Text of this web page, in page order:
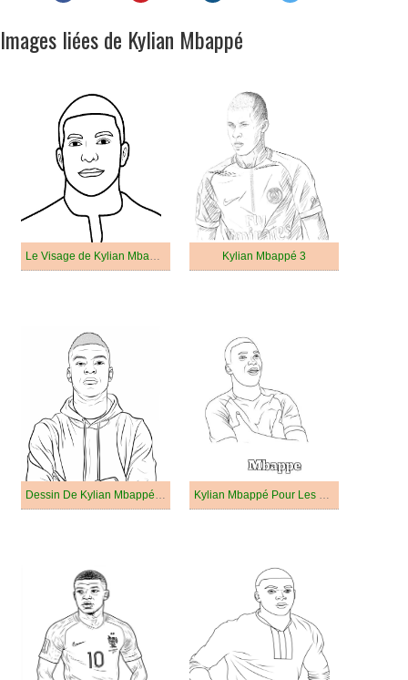
Images liées de Kylian Mbappé
Le Visage de Kylian Mbappé Kylian Mbappé 3
Dessin De Kylian Mbappé Célébrité Kylian Mbappé Pour Les Enfants De 6 An